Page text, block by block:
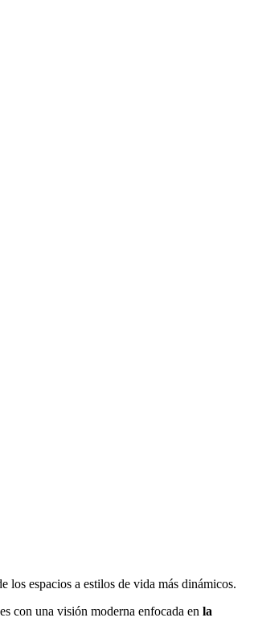
los espacios a estilos de vida más dinámicos.
con una visión moderna enfocada en la